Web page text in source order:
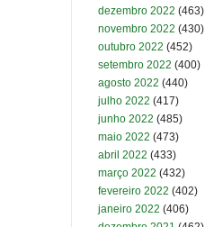
dezembro 2022 (463)
novembro 2022 (430)
outubro 2022 (452)
setembro 2022 (400)
agosto 2022 (440)
julho 2022 (417)
junho 2022 (485)
maio 2022 (473)
abril 2022 (433)
março 2022 (432)
fevereiro 2022 (402)
janeiro 2022 (406)